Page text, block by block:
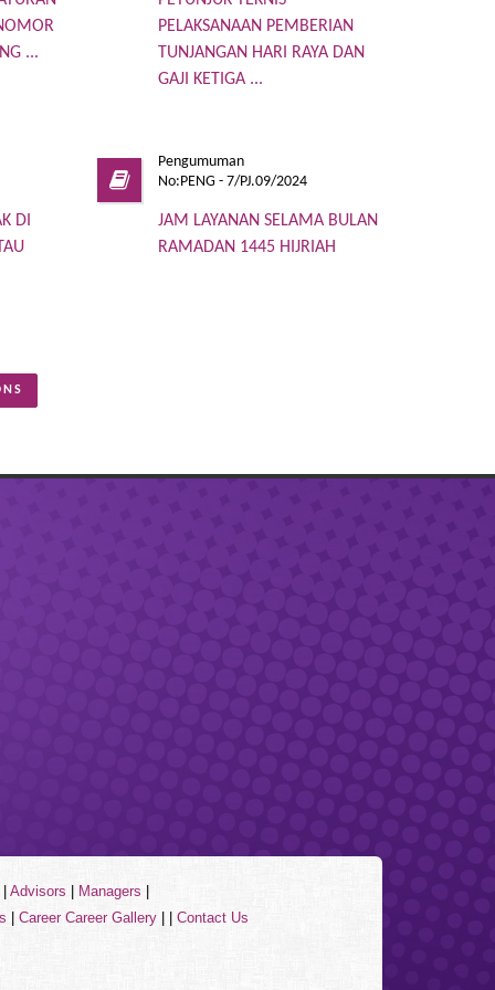
...
PELAKSANAAN PEMBERIAN
TUNJANGAN HARI RAYA DAN
GAJI KETIGA ...
DI
Pengumuman
No:PENG - 7/PJ.09/2024
JAM LAYANAN SELAMA BULAN
RAMADAN 1445 HIJRIAH
Advisors Managers
Career Career Gallery| | Contact Us